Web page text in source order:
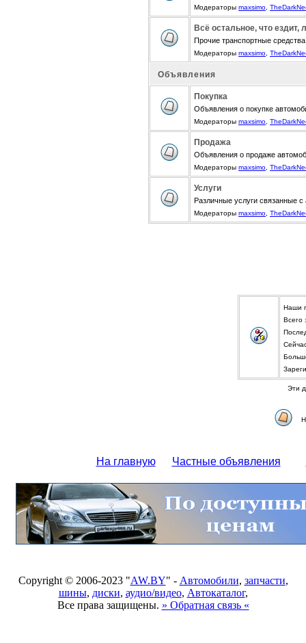
Модераторы maxsimo
Всё остальное, что ездит,
Прочие транспортные средства
Модераторы maxsimo
Объявления
Покупка
Объявления о покупке
Модераторы maxsimo
Продажа
Объявления о продаже
Модераторы maxsimo
Услуги
Различные услуги связанные с
Модераторы maxsimo
Наши
Всего
Эти
На главную Частные объявления
Copyright © 2006-2023 "AW.BY" - Автомобили, запчасти,
шины, диски, аудио/видео, Автокаталог,
Все права защищены. » Обратная связь «